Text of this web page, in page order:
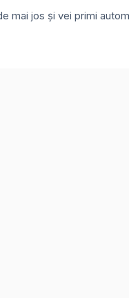
mai jos și vei primi